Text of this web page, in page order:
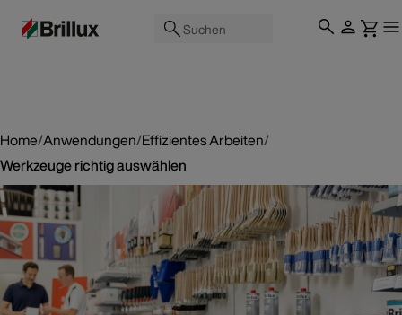
Suchen
Home/Anwendungen/Effizientes Arbeiten/
Werkzeuge richtig auswählen